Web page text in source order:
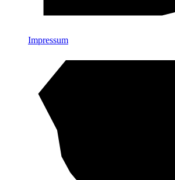
Impressum